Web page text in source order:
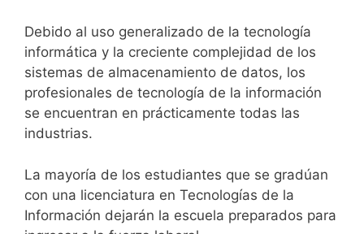
Debido al uso generalizado de la tecnología
informática y la creciente complejidad de los
sistemas de almacenamiento de datos, los
profesionales de tecnología de la información
se encuentran en prácticamente todas las
industrias.
La mayoría de los estudiantes que se gradúan
con una licenciatura en Tecnologías de la
Información dejarán la escuela preparados para